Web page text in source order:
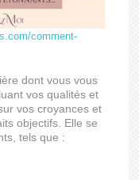
comment-
dont vous vous
vos qualités et
vos croyances et
objectifs. Elle se
tels que :